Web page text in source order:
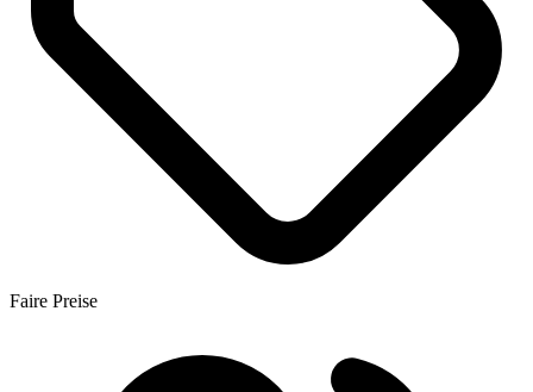
Faire Preise